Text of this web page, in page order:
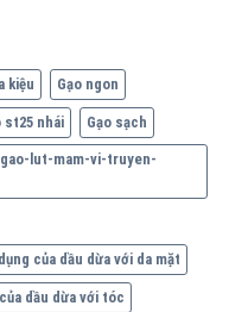
kiệu Gạo ngon
st25 nhái Gạo sạch
lut-mam-vi-truyen-
của dầu dừa với da mặt
dầu dừa với tóc